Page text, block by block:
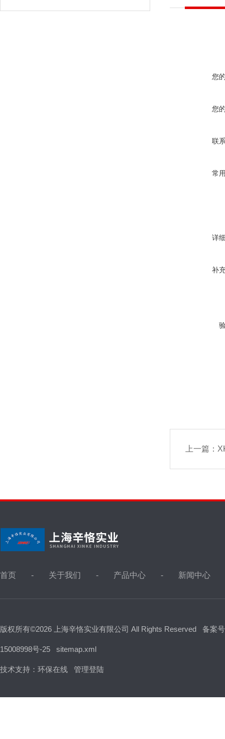
您
您
联
常
详
补
上一篇：
首页 关于我们 产品中心 新闻中心
版权所有©2026 上海辛恪实业有限公司 All Rights Reserved 备案
15008998号-25 sitemap.xml
技术支持： 环保在线 管理登陆